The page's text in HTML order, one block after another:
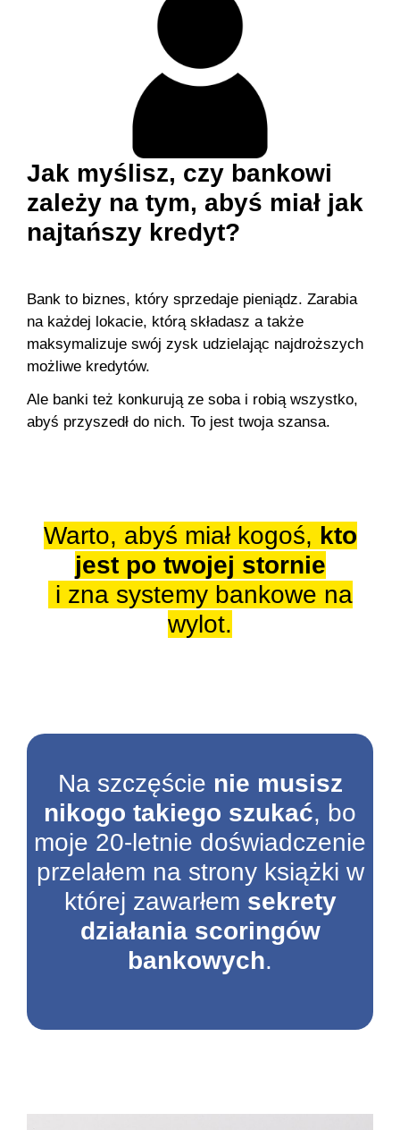
Jak myślisz, czy bankowi
zależy na tym, abyś miał jak
najtańszy kredyt?
Bank to biznes, który sprzedaje pieniądz. Zarabia
na każdej lokacie, którą składasz a także
maksymalizuje swój zysk udzielając najdroższych
możliwe kredytów.
Ale banki też konkurują ze soba i robią wszystko,
abyś przyszedł do nich. To jest twoja szansa.
Warto, abyś miał kogoś, kto
jest po twojej stornie
i zna systemy bankowe na
wylot.
Na szczęście nie musisz
nikogo takiego szukać, bo
moje 20-letnie doświadczenie
przelałem na strony książki w
której zawarłem sekrety
działania scoringów
bankowych.